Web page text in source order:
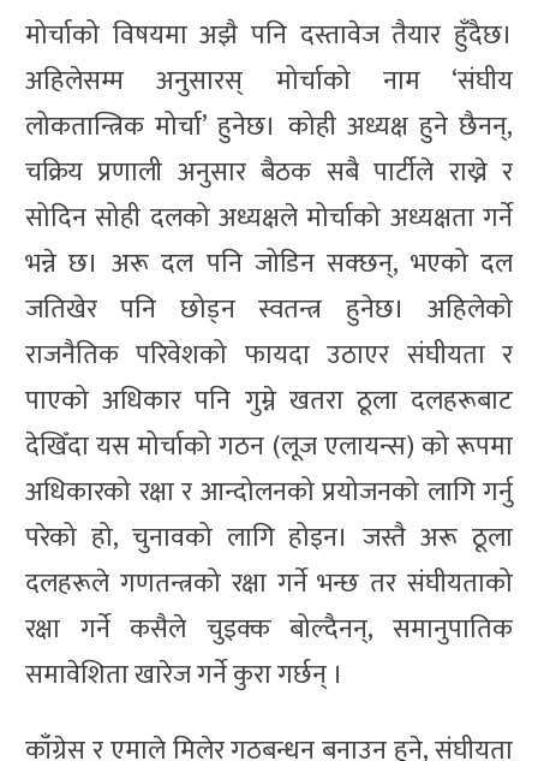
मोर्चाको विषयमा अझै पनि दस्तावेज तैयार हुँदैछ।
अहिलेसम्म अनुसारस् मोर्चाको नाम ‘संघीय
लोकतान्त्रिक मोर्चा’ हुनेछ। कोही अध्यक्ष हुने छैनन्,
चक्रिय प्रणाली अनुसार बैठक सबै पार्टीले राख्ने र
सोदिन सोही दलको अध्यक्षले मोर्चाको अध्यक्षता गर्ने
भन्ने छ। अरू दल पनि जोडिन सक्छन्, भएको दल
जतिखेर पनि छोड्न स्वतन्त्र हुनेछ। अहिलेको
राजनैतिक परिवेशको फायदा उठाएर संघीयता र
पाएको अधिकार पनि गुम्ने खतरा ठूला दलहरूबाट
देखिँदा यस मोर्चाको गठन (लूज एलायन्स) को रूपमा
अधिकारको रक्षा र आन्दोलनको प्रयोजनको लागि गर्नु
परेको हो, चुनावको लागि होइन। जस्तै अरू ठूला
दलहरूले गणतन्त्रको रक्षा गर्ने भन्छ तर संघीयताको
रक्षा गर्ने कसैले चुइक्क बोल्दैनन्, समानुपातिक
समावेशिता खारेज गर्ने कुरा गर्छन् ।
काँग्रेस र एमाले मिलेर गठबन्धन बनाउन हुने, संघीयता